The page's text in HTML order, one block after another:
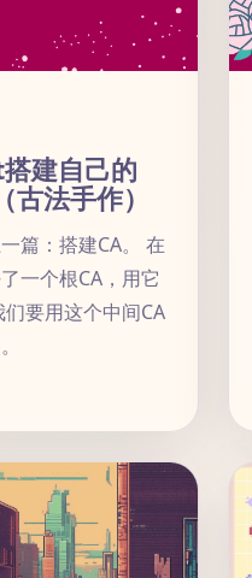
建自己的
法手作）
篇：搭建CA。 在
一个根CA，用它
要用这个中间CA